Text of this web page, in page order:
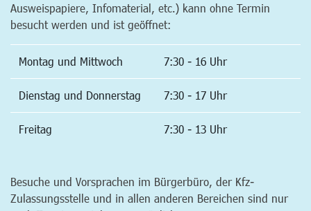
Ausweispapiere, Infomaterial, etc.) kann ohne Termin
besucht werden und ist geöffnet:
Montag und Mittwoch 7:30 - 16 Uhr
Dienstag und Donnerstag 7:30 - 17 Uhr
Freitag 7:30 - 13 Uhr
Besuche und Vorsprachen im Bürgerbüro, der Kfz-
Zulassungsstelle und in allen anderen Bereichen sind nur